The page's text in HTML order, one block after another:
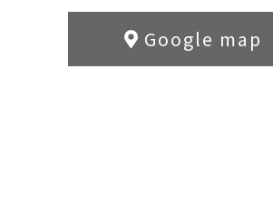
Google map